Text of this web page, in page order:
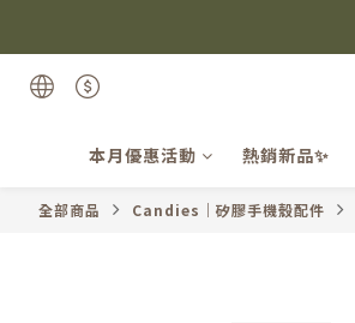
本月優惠活動 熱銷新品✨
全部商品 Candies｜矽膠手機殼配件